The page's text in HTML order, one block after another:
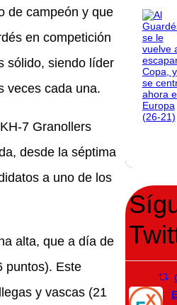
de campeón y que
en competición
sólido, siendo líder
veces cada una.
7 Granollers
desde la séptima
a uno de los
alta, que a día de
puntos). Este
y vascas (21